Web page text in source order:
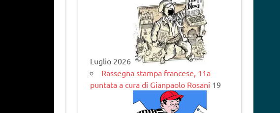
Luglio 2026
Rassegna stampa francese, 11a
puntata a cura di Gianpaolo Rosani 19